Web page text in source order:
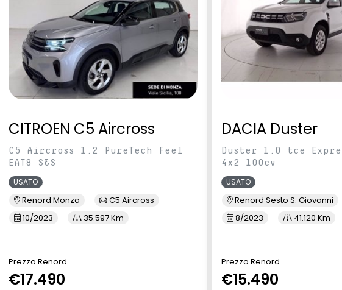
modulabile
Profili laterali cristalli Chrome
indicatori
Retrovisori Esterni In Tinta
Carrozzeria
LINK
Android
CITROEN C5 Aircross
C5 Aircross 1.2 PureTech Feel
EAT8 S&S
USATO
Renord Monza
C5 Aircross
10/2023
35.597 Km
Prezzo Renord
€17.490
DACIA Duster
Duster 1.0 tce
4x2 100cv
USATO
Renord Sesto S. Giovanni
8/2023
41.120 Km
Prezzo Renord
€15.490